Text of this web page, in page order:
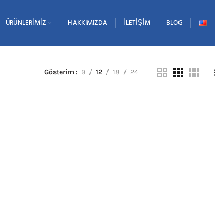
ÜRÜNLERIMIZ HAKKIMIZDA İLETIŞIM BLOG
Gösterim 9 12 18 24